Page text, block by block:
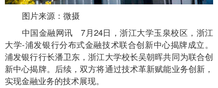
图片来源：微摄
中国金融网讯 7月24日，浙江大学玉泉校区，浙江
大学-浦发银行分布式金融技术联合创新中心揭牌成立。
浦发银行行长潘卫东，浙江大学校长吴朝晖共同为联合创
新中心揭牌。后续，双方将通过技术革新赋能业务创新，
实现金融业务的技术展现。